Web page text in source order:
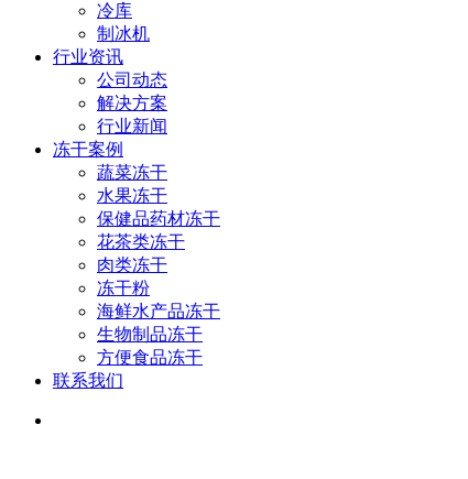
冷库
制冰机
行业资讯
公司动态
解决方案
行业新闻
冻干案例
蔬菜冻干
水果冻干
保健品药材冻干
花茶类冻干
肉类冻干
冻干粉
海鲜水产品冻干
生物制品冻干
方便食品冻干
联系我们